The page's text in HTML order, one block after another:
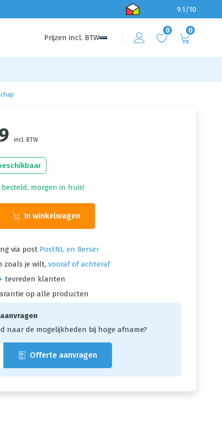
9.1/10
Prijzen incl. BTW
0 0
incl. BTW
besteld, morgen in huis!
In winkelwagen
via post PostNL en Berser
zoals je wilt, vooraf of achteraf
tevreden klanten
op alle producten
naar de mogelijkheden bij hoge afname?
Offerte aanvragen